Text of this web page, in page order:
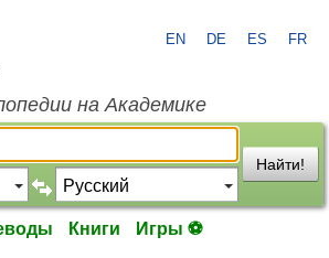
EN DE ES FR
на Академике
Найти!
Книги Игры ⚽